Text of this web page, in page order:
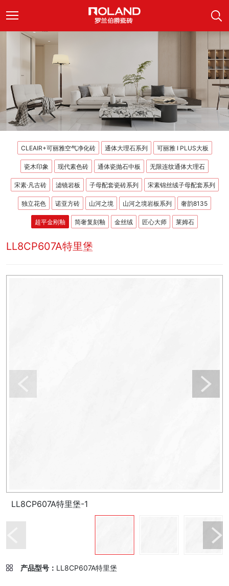
CLEAIR+可丽雅空气净化砖 通体大理石系列 可丽雅 I PLUS大板
瓷木印象 现代素色砖 通体瓷抛石中板 无限连纹通体大理石
宋素·凡古砖 滤镜岩板 子母配套瓷砖系列 宋素锦丝绒子母配套系列
独立花色 诺亚方砖 山河之境 山河之境岩板系列 奢韵8135
超平金刚釉 简奢复刻釉 金丝绒 匠心大师 莱姆石
LL8CP607A特里堡
LL8CP607A特里堡-1
产品型号： LL8CP607A特里堡